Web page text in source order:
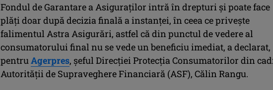
Fondul de Garantare a Asiguraţilor intră în drepturi şi poate face
plăţi doar după decizia finală a instanţei, în ceea ce priveşte
falimentul Astra Asigurări, astfel că din punctul de vedere al
consumatorului final nu se vede un beneficiu imediat, a declarat,
pentru Agerpres, şeful Direcţiei Protecţia Consumatorilor din
Autorităţii de Supraveghere Financiară (ASF), Călin Rangu.